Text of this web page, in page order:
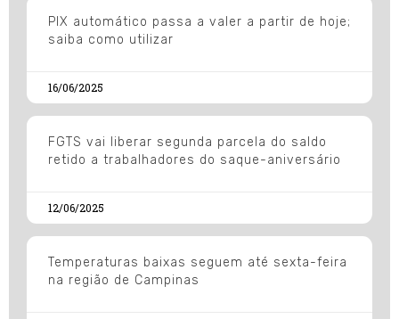
PIX automático passa a valer a partir de hoje;
saiba como utilizar
16/06/2025
FGTS vai liberar segunda parcela do saldo
retido a trabalhadores do saque-aniversário
12/06/2025
Temperaturas baixas seguem até sexta-feira
na região de Campinas